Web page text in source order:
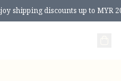
shipping discounts up to MYR